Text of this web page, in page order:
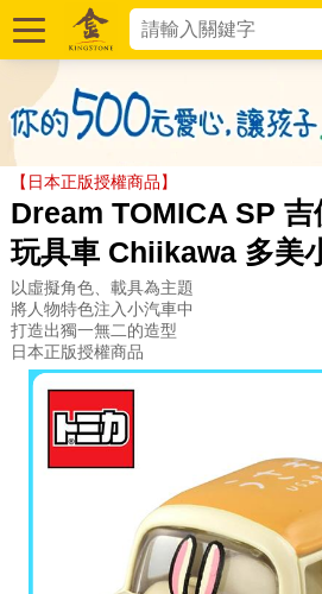
【日本正版授權商品】
Dream TOMICA SP
玩具車 Chiikawa 多美
以虛擬角色、載具為主題
將人物特色注入小汽車中
打造出獨一無二的造型
日本正版授權商品